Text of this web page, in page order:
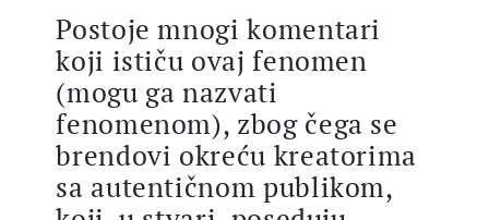
Postoje mnogi komentari
koji ističu ovaj fenomen
(mogu ga nazvati
fenomenom), zbog čega se
brendovi okreću kreatorima
sa autentičnom publikom,